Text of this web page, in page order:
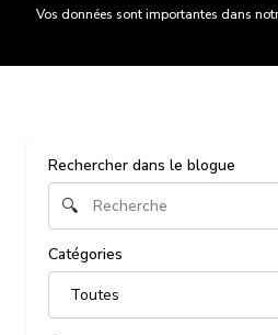
Vos données sont importantes dans
Rechercher dans le blogue
Catégories